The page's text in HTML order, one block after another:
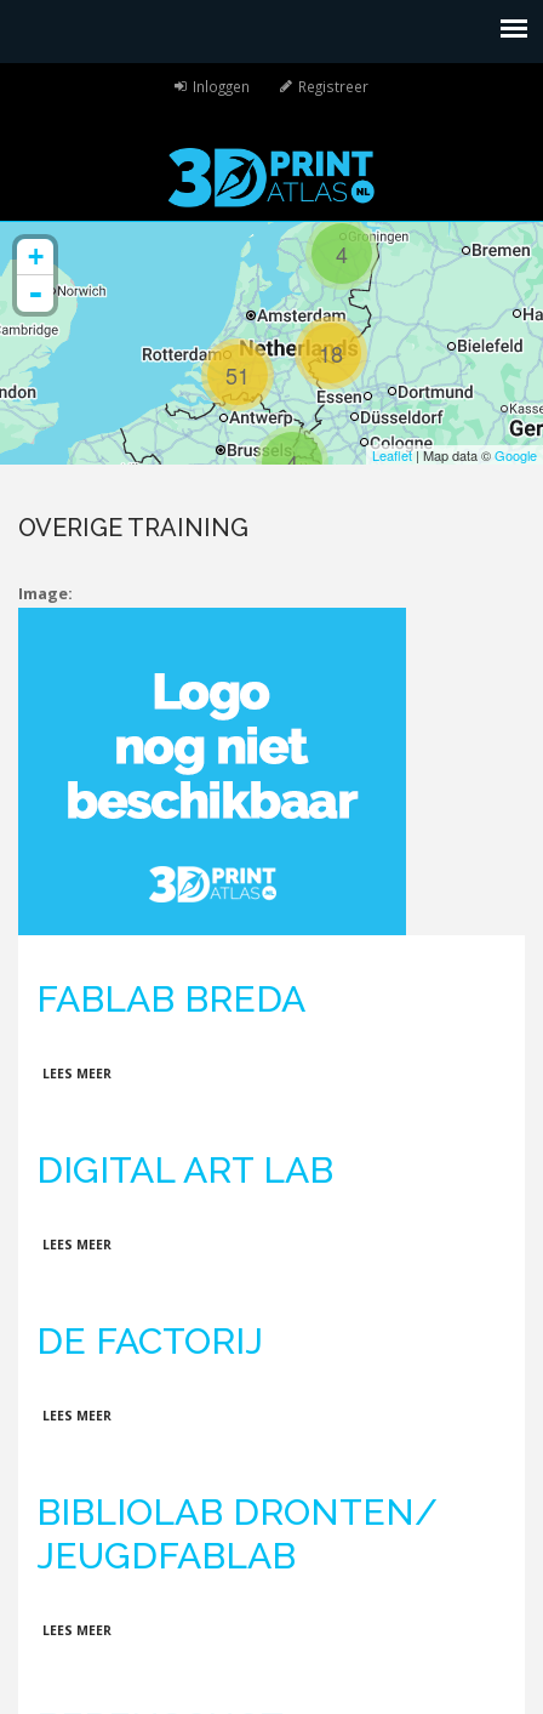
Inloggen Registreer
4
4
18
51
+
-
Leaflet| Map data ©Google
OVERIGE TRAINING
Image:
FABLAB BREDA
LEES MEER
DIGITAL ART LAB
LEES MEER
DE FACTORIJ
LEES MEER
BIBLIOLAB DRONTEN/
JEUGDFABLAB
LEES MEER